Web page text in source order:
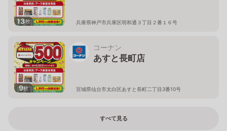
13枚 兵庫県神戸市兵庫区明和通３丁目２番１６号
9枚
コーナン
あすと長町店
宮城県仙台市太白区あすと長町二丁目3番10号
すべて見る